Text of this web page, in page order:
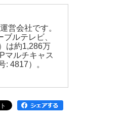
営会社です。
ルテレビ、
は約1,286万
マルチキャス
4817）。